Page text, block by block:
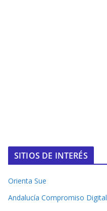
SITIOS DE INTERÉS
Orienta Sue
Andalucía Compromiso Digital